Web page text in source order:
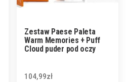
Zestaw Paese Paleta
Warm Memories + Puff
Cloud puder pod oczy
104,99zł